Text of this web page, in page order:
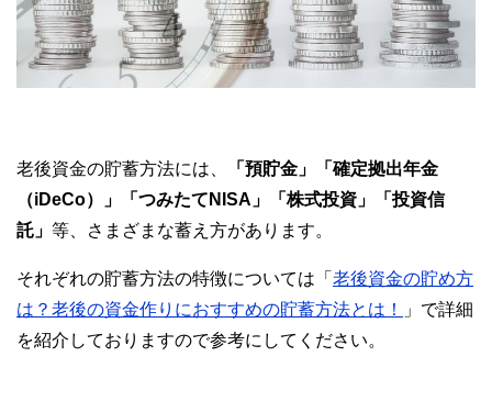
老後資金の貯蓄方法には、
「預貯金」「確定拠出年金
（iDeCo）」「つみたてNISA」「株式投資」「投資信
託」 等、さまざまな蓄え方があります。
それぞれの貯蓄方法の特徴については「 老後資金の貯め方
は？老後の資金作りにおすすめの貯蓄方法とは！
」で詳細
を紹介しておりますので参考にしてください。